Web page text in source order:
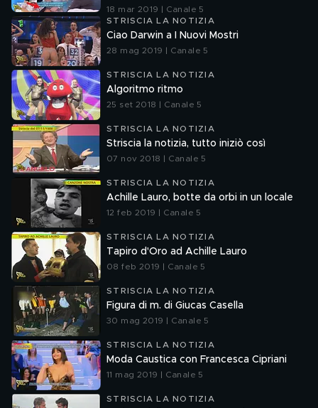
18 mar 2019 | Canale 5
STRISCIA LA NOTIZIA
Ciao Darwin a I Nuovi Mostri
28 mag 2019 | Canale 5
STRISCIA LA NOTIZIA
Algoritmo ritmo
25 set 2018 | Canale 5
STRISCIA LA NOTIZIA
Striscia la notizia, tutto iniziò così
07 nov 2018 | Canale 5
STRISCIA LA NOTIZIA
Achille Lauro, botte da orbi in un locale
12 feb 2019 | Canale 5
STRISCIA LA NOTIZIA
Tapiro d'Oro ad Achille Lauro
08 feb 2019 | Canale 5
STRISCIA LA NOTIZIA
Figura di m. di Giucas Casella
30 mag 2019 | Canale 5
STRISCIA LA NOTIZIA
Moda Caustica con Francesca Cipriani
11 mag 2019 | Canale 5
STRISCIA LA NOTIZIA